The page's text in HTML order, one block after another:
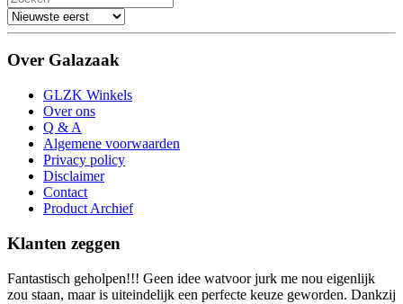
Over Galazaak
GLZK Winkels
Over ons
Q & A
Algemene voorwaarden
Privacy policy
Disclaimer
Contact
Product Archief
Klanten zeggen
Fantastisch geholpen!!! Geen idee watvoor jurk me nou eigenlijk
zou staan, maar is uiteindelijk een perfecte keuze geworden. Dankzij